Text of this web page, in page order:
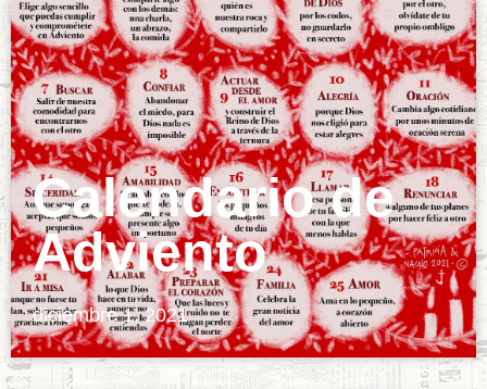
Calendario de
Adviento
diciembre 1, 2021